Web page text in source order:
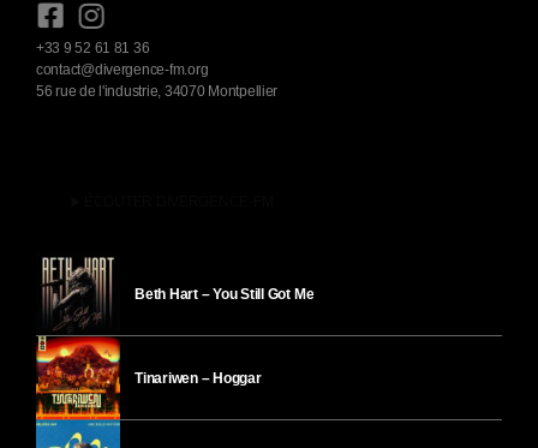
+33 9 52 61 81 36
contact@divergence-fm.org
56 rue de l'industrie, 34070 Montpellier
Beth Hart – You Still Got Me
Tinariwen – Hoggar